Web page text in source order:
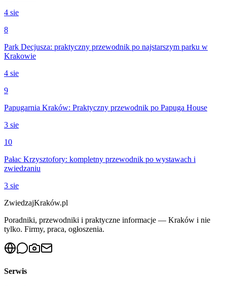
4 sie
8
Park Decjusza: praktyczny przewodnik po najstarszym parku w
Krakowie
4 sie
9
Papugarnia Kraków: Praktyczny przewodnik po Papuga House
3 sie
10
Pałac Krzysztofory: kompletny przewodnik po wystawach i
zwiedzaniu
3 sie
ZwiedzajKraków.pl
Poradniki, przewodniki i praktyczne informacje — Kraków i nie
tylko. Firmy, praca, ogłoszenia.
Serwis